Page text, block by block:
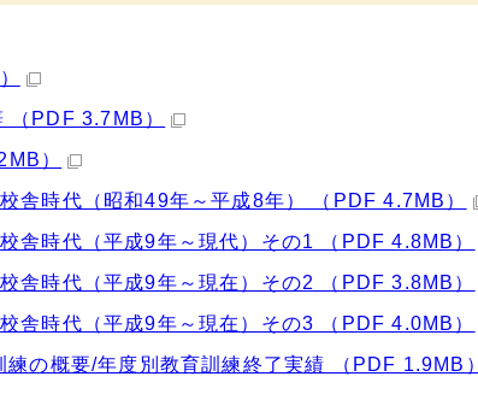
PDF 3.7MB）
）
時代（昭和49年～平成8年） （PDF 4.7MB）
時代（平成9年～現代）その1 （PDF 4.8MB）
時代（平成9年～現在）その2 （PDF 3.8MB）
時代（平成9年～現在）その3 （PDF 4.0MB）
概要/年度別教育訓練終了実績 （PDF 1.9MB）